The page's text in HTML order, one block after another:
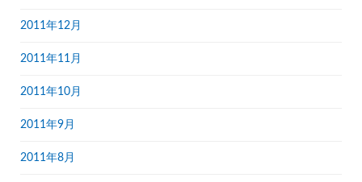
2011年12月
2011年11月
2011年10月
2011年9月
2011年8月